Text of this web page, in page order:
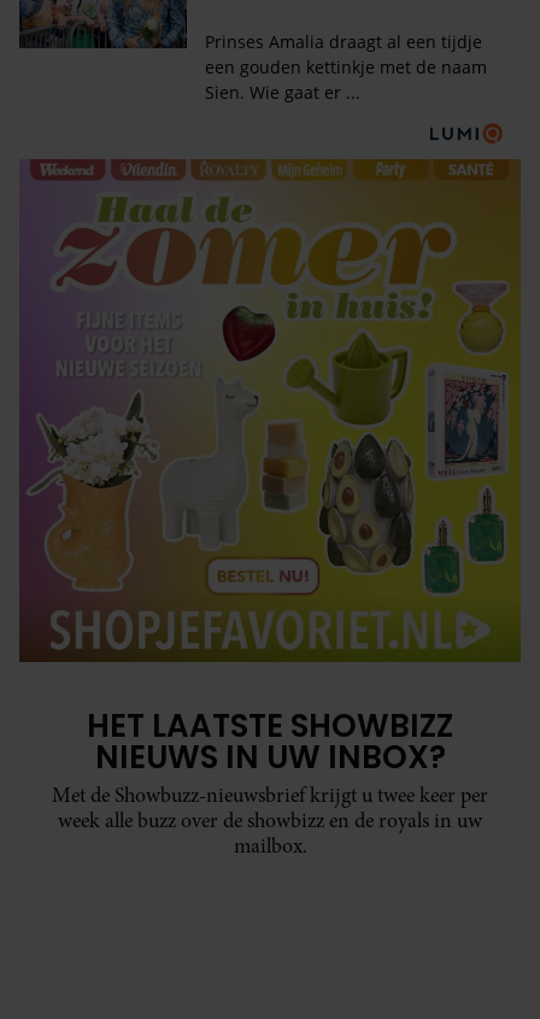
HET LAATSTE SHOWBIZZ
NIEUWS IN UW INBOX?
Met de Showbuzz-nieuwsbrief krijgt u twee keer per
week alle buzz over de showbizz en de royals in uw
mailbox.